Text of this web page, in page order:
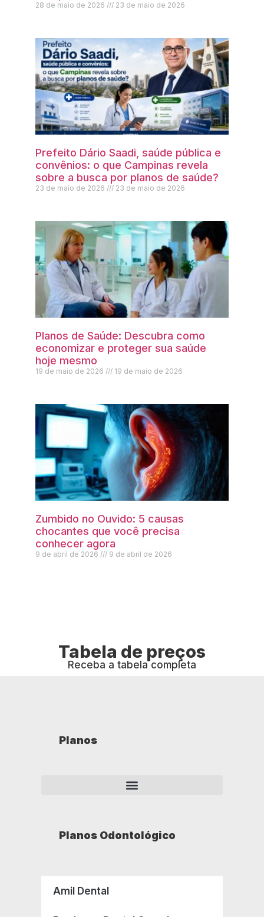
28 de maio de 2026 23 de maio de 2026
Prefeito Dário Saadi, saúde pública e
convênios: o que Campinas revela
sobre a busca por planos de saúde?
23 de maio de 2026 23 de maio de 2026
Planos de Saúde: Descubra como
economizar e proteger sua saúde
hoje mesmo
19 de maio de 2026 19 de maio de 2026
Zumbido no Ouvido: 5 causas
chocantes que você precisa
conhecer agora
9 de abril de 2026 9 de abril de 2026
Tabela de preços
Receba a tabela completa
Planos
Planos Odontológico
Amil Dental